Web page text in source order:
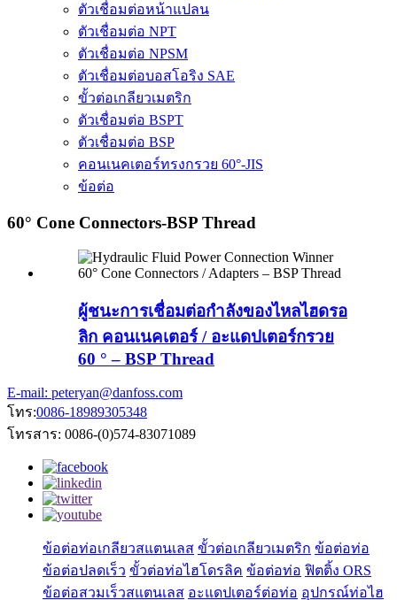
ตัวเชื่อมต่อหน้าแปลน
ตัวเชื่อมต่อ NPT
ตัวเชื่อมต่อ NPSM
ตัวเชื่อมต่อบอสโอริง SAE
ขั้วต่อเกลียวเมตริก
ตัวเชื่อมต่อ BSPT
ตัวเชื่อมต่อ BSP
คอนเนคเตอร์ทรงกรวย 60°-JIS
ข้อต่อ
60° Cone Connectors-BSP Thread
ผู้ชนะการเชื่อมต่อกำลังของไหลไฮดรอ
ลิก คอนเนคเตอร์ / อะแดปเตอร์กรวย
60 ° – BSP Thread
E-mail: peteryan@danfoss.com
โทร:0086-18989305348
โทรสาร: 0086-(0)574-83071089
ข้อต่อท่อเกลียวสแตนเลส ขั้วต่อเกลียวเมตริก ข้อต่อท่อ
ข้อต่อปลดเร็ว ขั้วต่อท่อไฮโดรลิค ข้อต่อท่อ ฟิตติ้ง ORS
ข้อต่อสวมเร็วสแตนเลส อะแดปเตอร์ต่อท่อ อุปกรณ์ท่อไฮ